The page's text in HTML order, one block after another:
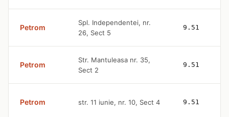
Petrom
Spl. Independentei, nr.
26, Sect 5
9.51
Petrom
Str. Mantuleasa nr. 35,
Sect 2
9.51
Petrom str. 11 iunie, nr. 10, Sect 4 9.51